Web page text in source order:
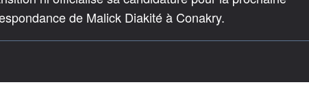
de Malick Diakité à Conakry.